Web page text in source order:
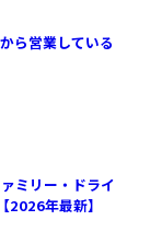
ら営業している
ミリー・ドライ
2026年最新】